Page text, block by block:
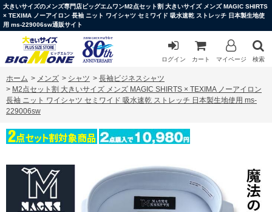
大きいサイズのメンズ専門店ビッグエムワンM2点セット割 大きいサイズ メンズ MAGIC SHIRTS
× TEXIMA ノーアイロン 長袖 ニット ワイシャツ セミワイド 吸水速乾 ストレッチ 日本製生地使
用 ms-229006sw通販サイト
ログイン カート マイページ 検索
ホーム > メンズ > シャツ > 長袖ビジネスシャツ
> M2点セット割 大きいサイズ メンズ MAGIC SHIRTS × TEXIMA ノーアイロン
長袖 ニット ワイシャツ セミワイド 吸水速乾 ストレッチ 日本製生地使用 ms-
229006sw